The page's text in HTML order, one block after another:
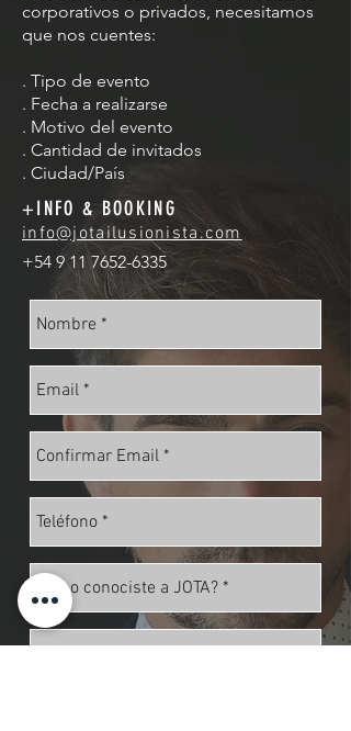
corporativos o privados, necesitamos
que nos cuentes:
. Tipo de evento
. Fecha a realizarse
. Motivo del evento
. Cantidad de invitados
. Ciudad/País
+INFO & BOOKING
info@jotailusionista.com
+54 9 11 7652-6335